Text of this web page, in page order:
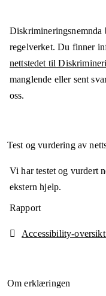
Diskrimineringsnemnda
regelverket. Du finner
nettstedet til
manglende eller sent
oss.
Test og vurdering av
Vi har testet og vurdert
ekstern hjelp.
Rapport
Accessibility-
Om erklæringen